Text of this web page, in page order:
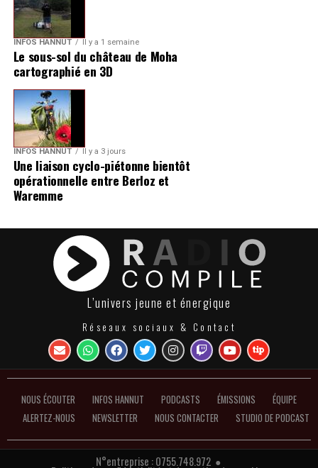
INFOS HANNUT Il y a 1 semaine
Le sous-sol du château de Moha
cartographié en 3D
INFOS HANNUT Il y a 3 jours
Une liaison cyclo-piétonne bientôt
opérationnelle entre Berloz et
Waremme
L’univers jeune et énergique
Réseaux sociaux & Contact
NOUS ÉCOUTER INFOS HANNUT PODCASTS ÉMISSIONS
ÉQUIPE
ALERTEZ-NOUS
NEWSLETTER NOUS CONTACTER STUDIO DE PODCAST
N°entreprise : 0755.748.972 ●